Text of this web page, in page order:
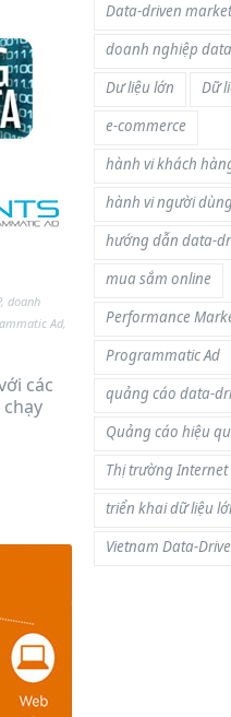
, doanh
Ad,
các
Data-driven
doanh nghiệp
Dư liệu lớn
Dữ
e-commerce
hành vi khách
hành vi người
hướng dẫn data-
mua sắm online
Performance
Programmatic Ad
quảng cáo data-
Quảng cáo hiệu
Thị trường Internet
triển khai dữ liệu
Vietnam Data-